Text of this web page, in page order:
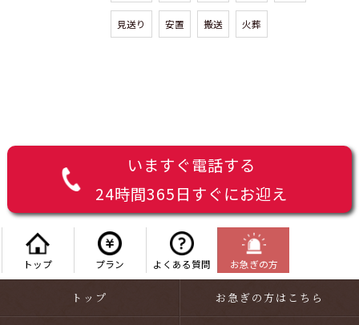
見送り 安置 搬送 火葬
いますぐ電話する
24時間365日すぐにお迎え
トップ プラン よくある質問 お急ぎの方
トップ お急ぎの方はこちら